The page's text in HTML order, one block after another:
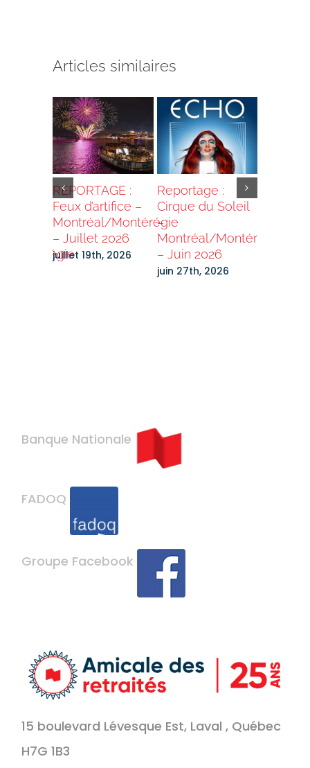
Articles similaires
Montérégie
REPORTAGE :
Feux d’artifice –
Montréal/Montérégie
– Juillet 2026
juillet 19th, 2026
Reportage :
Cirque du Soleil
–
Montréal/Montérégie
– Juin 2026
juin 27th, 2026
Banque Nationale
FADOQ
Groupe Facebook
15 boulevard Lévesque Est, Laval , Québec
H7G 1B3